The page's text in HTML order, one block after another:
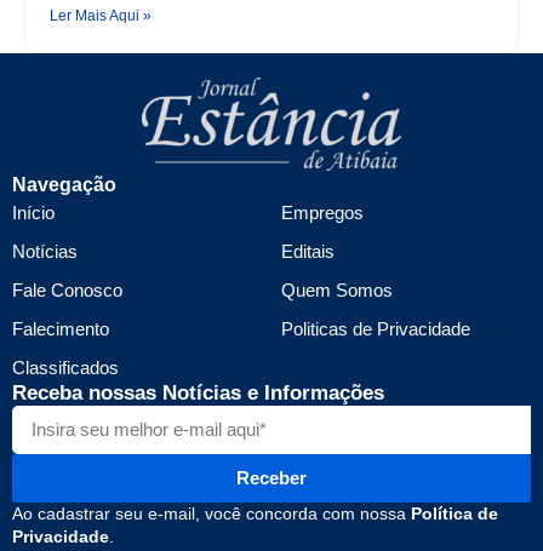
Ler Mais Aqui »
Navegação
Início
Notícias
Fale Conosco
Falecimento
Classificados
Empregos
Editais
Quem Somos
Politicas de Privacidade
Receba nossas Notícias e Informações
Receber
Ao cadastrar seu e-mail, você concorda com nossa Política de
Privacidade